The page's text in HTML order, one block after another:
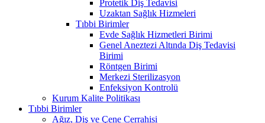
Protetik Diş Tedavisi
Uzaktan Sağlık Hizmeleri
Tıbbi Birimler
Evde Sağlık Hizmetleri Birimi
Genel Aneztezi Altında Diş Tedavisi
Birimi
Röntgen Birimi
Merkezi Sterilizasyon
Enfeksiyon Kontrolü
Kurum Kalite Politikası
Tıbbi Birimler
Ağız, Diş ve Çene Cerrahisi